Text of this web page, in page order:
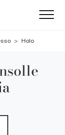
> Holo